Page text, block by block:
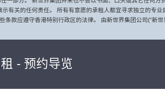
有关的任何责任。 所有有意愿的承租人都宜寻求独立的专
款应遵守香港特别行政区的法律。 由新世界集团公司(“新世
- 预约导览